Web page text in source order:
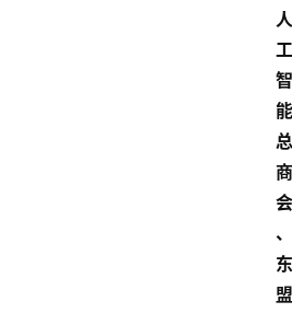
人
工
智
能
总
商
会
、
东
盟